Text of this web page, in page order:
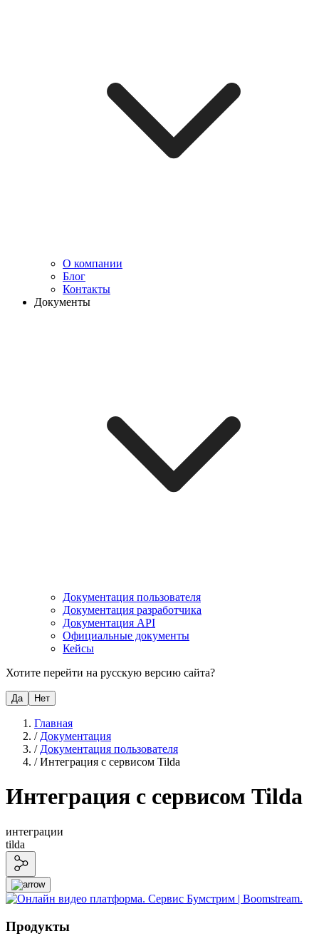
О компании
Блог
Контакты
Документы
Документация пользователя
Документация разработчика
Документация API
Официальные документы
Кейсы
Хотите перейти на русскую версию сайта?
Да Нет
Главная
/ Документация
/ Документация пользователя
/Интеграция с сервисом Tilda
Интеграция с сервисом Tilda
интеграции
tilda
Продукты